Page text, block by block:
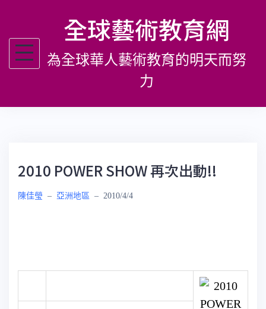
主
全球藝術教育網
為全球華人藝術教育的明天而努
力
2010 POWER SHOW 再次出動!!
陳佳瑩 – 亞洲地區 – 2010/4/4